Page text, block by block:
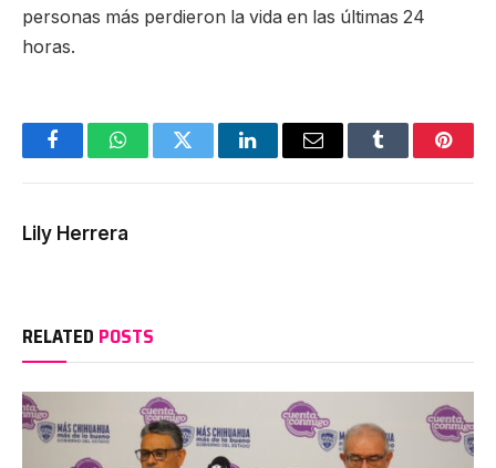
personas más perdieron la vida en las últimas 24
horas.
FacebookWhatsAppTwitter LinkedInEmail Tumblr
Lily Herrera
RELATED POSTS